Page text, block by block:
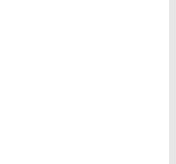
geschätzt!an Freunde